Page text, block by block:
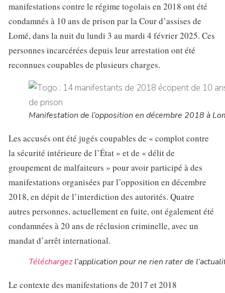
manifestations contre le régime togolais en 2018 ont été
condamnés à 10 ans de prison par la Cour d’assises de
Lomé, dans la nuit du lundi 3 au mardi 4 février 2025. Ces
personnes incarcérées depuis leur arrestation ont été
reconnues coupables de plusieurs charges.
Manifestation de l’opposition en décembre 2018 à
Les accusés ont été jugés coupables de « complot contre
la sécurité intérieure de l’État » et de « délit de
groupement de malfaiteurs » pour avoir participé à des
manifestations organisées par l’opposition en décembre
2018, en dépit de l’interdiction des autorités. Quatre
autres personnes, actuellement en fuite, ont également été
condamnées à 20 ans de réclusion criminelle, avec un
mandat d’arrêt international.
Téléchargezl’application pour ne rien rater de
Le contexte des manifestations de 2017 et 2018